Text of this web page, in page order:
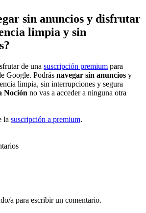
sin anuncios y disfrutar
limpia y sin
de una suscripción premium para
Google. Podrás navegar sin anuncios y
limpia, sin interrupciones y segura
Noción no vas a acceder a ninguna otra
la suscripción a premium.
a para escribir un comentario.